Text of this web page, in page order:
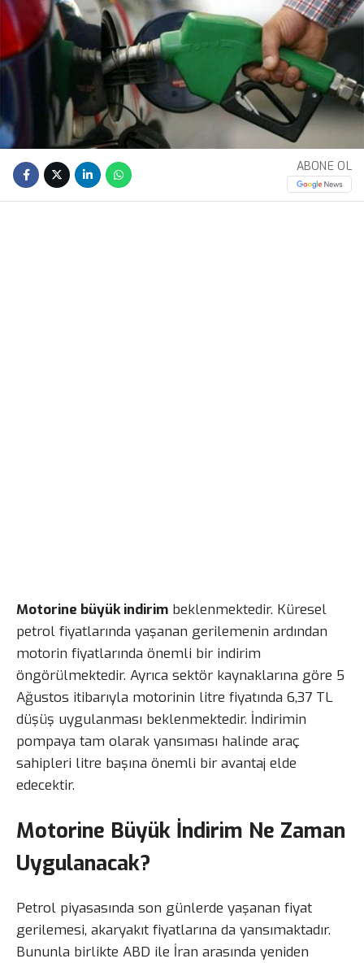
ABONE OL
Motorine büyük indirim beklenmektedir. Küresel
petrol fiyatlarında yaşanan gerilemenin ardından
motorin fiyatlarında önemli bir indirim
öngörülmektedir. Ayrıca sektör kaynaklarına göre 5
Ağustos itibarıyla motorinin litre fiyatında 6,37 TL
düşüş uygulanması beklenmektedir. İndirimin
pompaya tam olarak yansıması halinde araç
sahipleri litre başına önemli bir avantaj elde
edecektir.
Motorine Büyük İndirim Ne Zaman
Uygulanacak?
Petrol piyasasında son günlerde yaşanan fiyat
gerilemesi, akaryakıt fiyatlarına da yansımaktadır.
Bununla birlikte ABD ile İran arasında yeniden